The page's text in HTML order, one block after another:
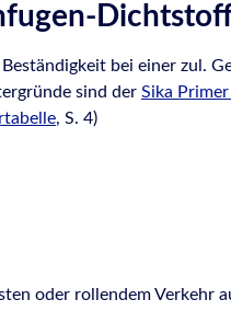
bei einer zul.
sind der Sika Primer
, S. 4)
oder rollendem Verkehr